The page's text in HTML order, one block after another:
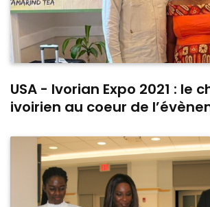
USA - Ivorian Expo 2021 : le
ivoirien au coeur de